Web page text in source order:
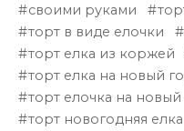
своими руками
торт в виде елочки
торт елка из коржей
торт елка на новый
торт елочка на новый
торт новогодняя елка